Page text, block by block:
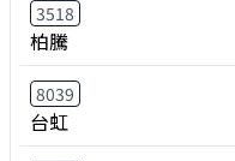
3518
柏騰
8039
台虹